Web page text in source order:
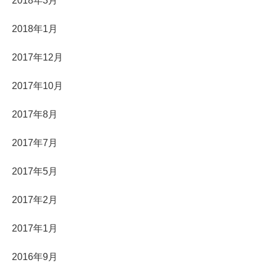
2018年1月
2017年12月
2017年10月
2017年8月
2017年7月
2017年5月
2017年2月
2017年1月
2016年9月